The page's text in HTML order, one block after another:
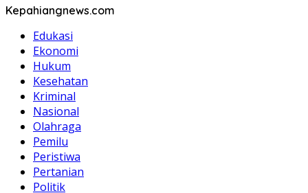
Kepahiangnews.com
Edukasi
Ekonomi
Hukum
Kesehatan
Kriminal
Nasional
Olahraga
Pemilu
Peristiwa
Pertanian
Politik